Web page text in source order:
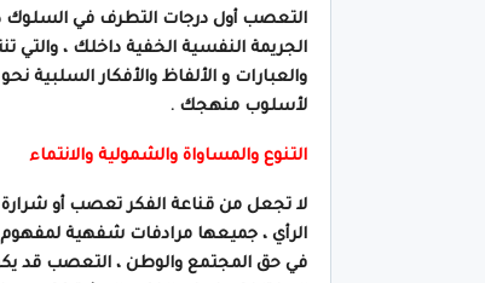
التعصب أول درجات التطرف في السلوك
الجريمة النفسية الخفية داخلك ، والتي
والعبارات و الألفاظ والأفكار
لأسلوب منهجك .
التنوع والمساواة والشمولية والانتماء
لا تجعل من قناعة الفكر تعصب أو شرارة
الرأي ، جميعها مرادفات شفهية
في حق المجتمع والوطن ، التعصب قد